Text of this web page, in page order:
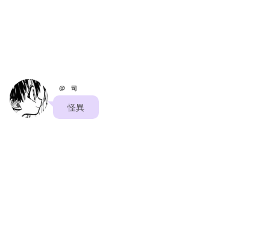
@ 司
    怪異